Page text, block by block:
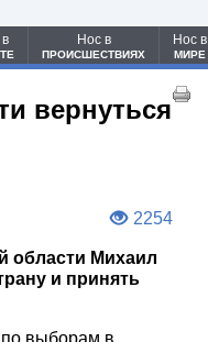
Нос в
ПРОИСШЕСТВИЯХ
Нос в
МИРЕ
вернуться
2254
области Михаил
и принять